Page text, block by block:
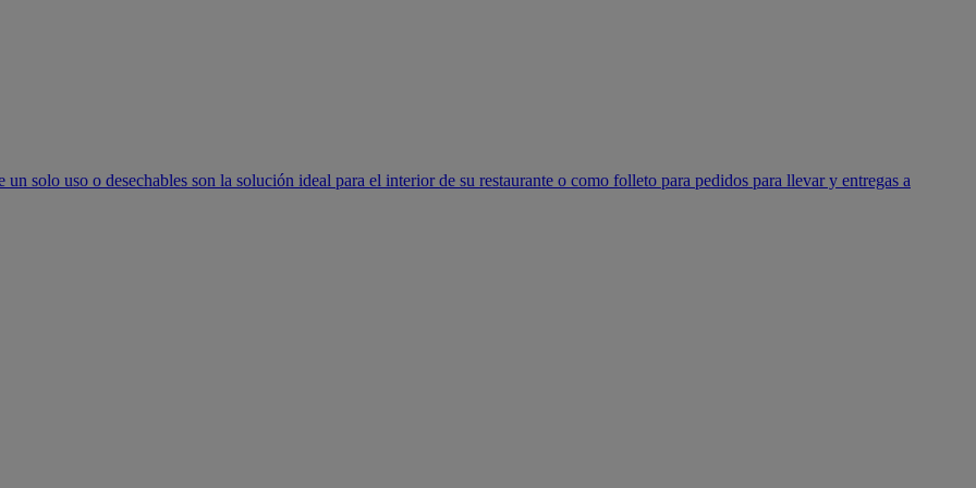
un solo uso o desechables son la solución ideal para el interior de su restaurante o como folleto para pedidos para llevar y entregas a